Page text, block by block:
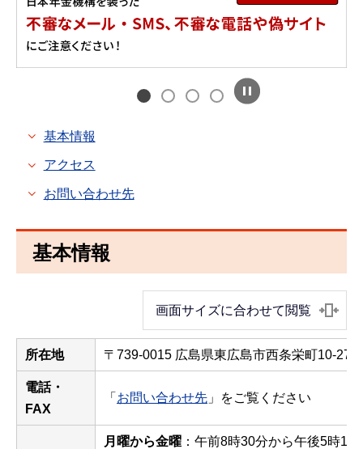
基本情報
アクセス
お問い合わせ先
基本情報
画面サイズに合わせて閲覧
所在地 〒739-0015 広島県東広島市西条栄町10-27
電話・
FAX
「 お問い合わせ先 」をご覧ください
月曜から金曜 ：午前8時30分から午後5時15